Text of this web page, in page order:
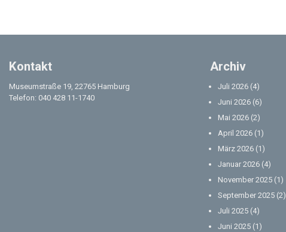
Kontakt
Museumstraße 19, 22765 Hamburg
Telefon: 040 428 11-1740
Archiv
Juli 2026 (4)
Juni 2026 (6)
Mai 2026 (2)
April 2026 (1)
März 2026 (1)
Januar 2026 (4)
November 2025 (1)
September 2025 (2)
Juli 2025 (4)
Juni 2025 (1)